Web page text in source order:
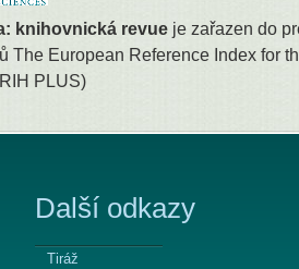
knihovnická revue je zařazen do
The European Reference Index for
PLUS)
Další odkazy
Tiráž